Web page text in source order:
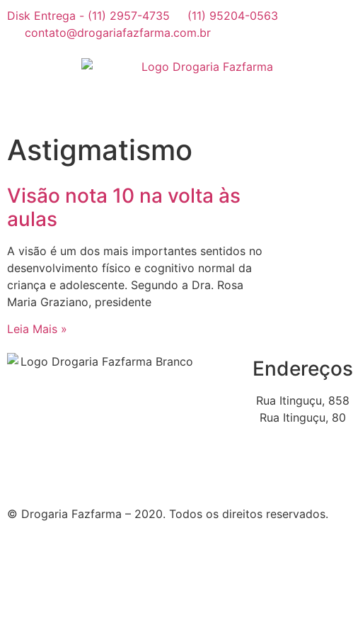
Disk Entrega - (11) 2957-4735
(11) 95204-0563
contato@drogariafazfarma.com.br
Astigmatismo
Visão nota 10 na volta às
aulas
A visão é um dos mais importantes sentidos no
desenvolvimento físico e cognitivo normal da
criança e adolescente. Segundo a Dra. Rosa
Maria Graziano, presidente
Leia Mais »
Endereços
Rua Itinguçu, 858
Rua Itinguçu, 80
© Drogaria Fazfarma – 2020. Todos os direitos reservados.